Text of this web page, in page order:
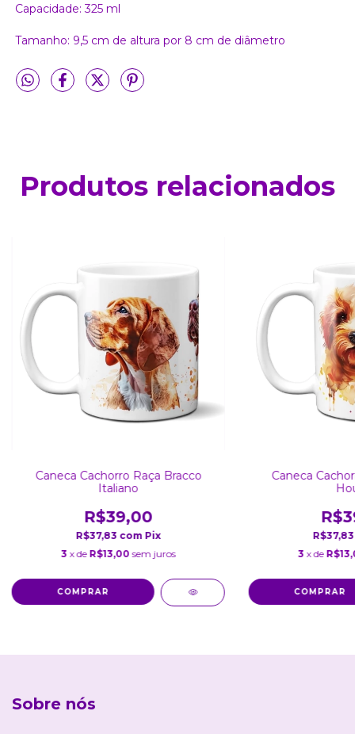
Capacidade: 325 ml
Tamanho: 9,5 cm de altura por 8 cm de diâmetro
Produtos relacionados
Caneca Cachorro Raça Bracco
Italiano
R$39,00
R$37,83 com Pix
3 x de R$13,00 sem juros
Caneca
3 x de
Sobre nós